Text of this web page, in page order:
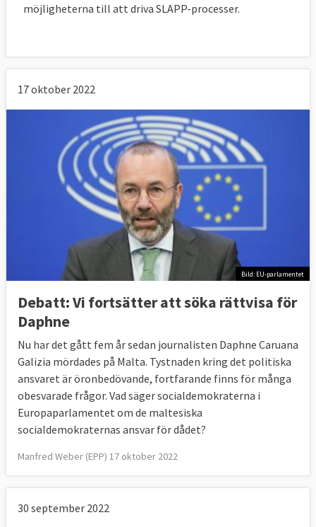
möjligheterna till att driva SLAPP-processer.
17 oktober 2022
Bild: EU-parlamentet
Debatt: Vi fortsätter att söka rättvisa för
Daphne
Nu har det gått fem år sedan journalisten Daphne Caruana
Galizia mördades på Malta. Tystnaden kring det politiska
ansvaret är öronbedövande, fortfarande finns för många
obesvarade frågor. Vad säger socialdemokraterna i
Europaparlamentet om de maltesiska
socialdemokraternas ansvar för dådet?
Manfred Weber (EPP) 17 oktober 2022
30 september 2022